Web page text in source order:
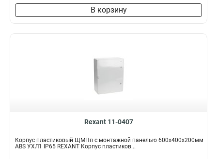
В корзину
Rexant 11-0407
Корпус пластиковый ЩМПп с монтажной панелью 600х400х200мм
ABS УХЛ1 IP65 REXANT Корпус пластиков...